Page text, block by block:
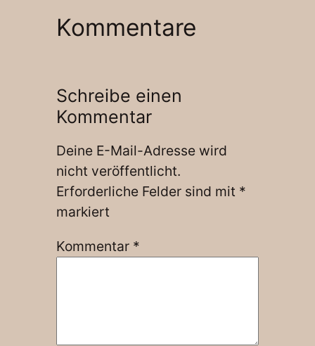
Kommentare
Schreibe einen
Kommentar
Deine E-Mail-Adresse wird
nicht veröffentlicht.
Erforderliche Felder sind mit *
markiert
Kommentar *